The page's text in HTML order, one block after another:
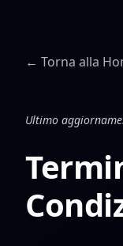
← Torna alla
Ultimo